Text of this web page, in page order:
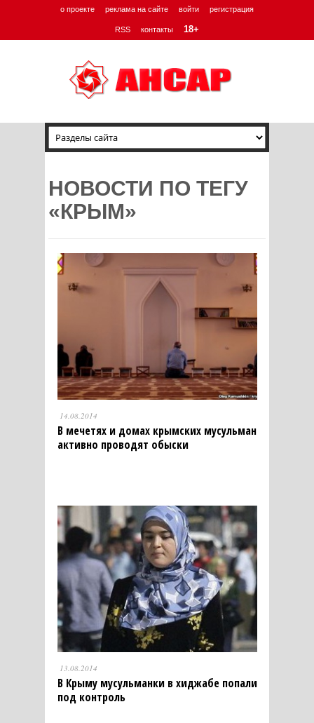
о проекте реклама на сайте войти регистрация
RSS контакты 18+
НОВОСТИ ПО ТЕГУ
«КРЫМ»
14.08.2014
В мечетях и домах крымских мусульман
активно проводят обыски
13.08.2014
В Крыму мусульманки в хиджабе попали
под контроль